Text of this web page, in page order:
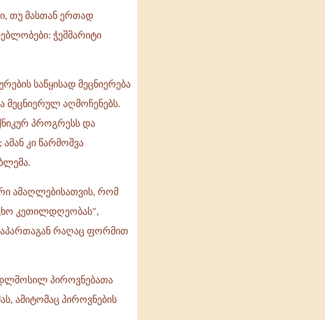
თუ მასთან ერთად
ჭეშმარიტი
საწყისად მეცნიერება
აღმოჩენებს.
პროგრესს და
კი წარმოშვა
ამაღლებისათვის, რომ
კეთილდღეობას",
რაღაც ფორმით
პიროვნებათა
ამიტომაც პიროვნების